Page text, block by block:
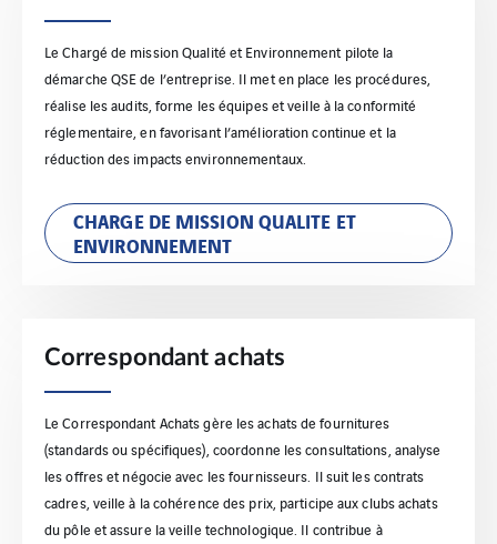
Le Chargé de mission Qualité et Environnement pilote la
démarche QSE de l’entreprise. Il met en place les procédures,
réalise les audits, forme les équipes et veille à la conformité
réglementaire, en favorisant l’amélioration continue et la
réduction des impacts environnementaux.
CHARGE DE MISSION QUALITE ET
ENVIRONNEMENT
Correspondant achats
Le Correspondant Achats gère les achats de fournitures
(standards ou spécifiques), coordonne les consultations, analyse
les offres et négocie avec les fournisseurs. Il suit les contrats
cadres, veille à la cohérence des prix, participe aux clubs achats
du pôle et assure la veille technologique. Il contribue à